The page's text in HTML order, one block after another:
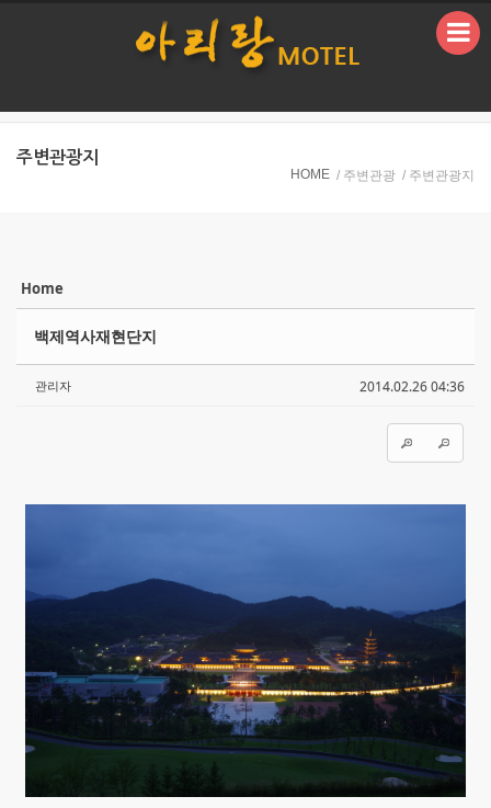
주변관광지
HOME / 주변관광 / 주변관광지
Home
2014.02.26 04:36
백제역사재현단지
관리자
Sketchbook5, 스케치북5
Sketchbook5, 스케치북5
Sketchbook5, 스케치북5
Sketchbook5, 스케치북5